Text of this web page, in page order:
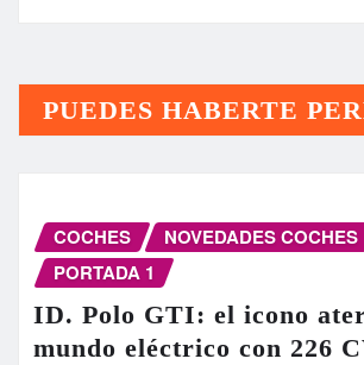
PUEDES HABERTE
COCHES
NOVEDADES COCHES
PORTADA 1
ID. Polo GTI: el icono
mundo eléctrico con 226